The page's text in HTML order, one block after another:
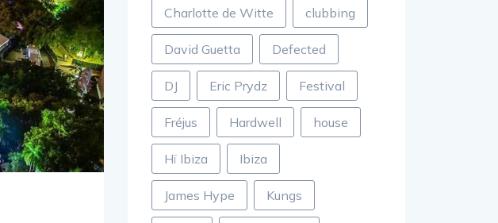
Charlotte de Witte clubbing
David Guetta Defected
DJ Eric Prydz Festival
Fréjus Hardwell house
Hï Ibiza Ibiza
James Hype Kungs